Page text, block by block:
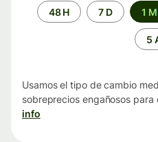
Periodo48 H 7 D 1 M
5
Usamos el tipo de cambio
sobreprecios engañosos para
info